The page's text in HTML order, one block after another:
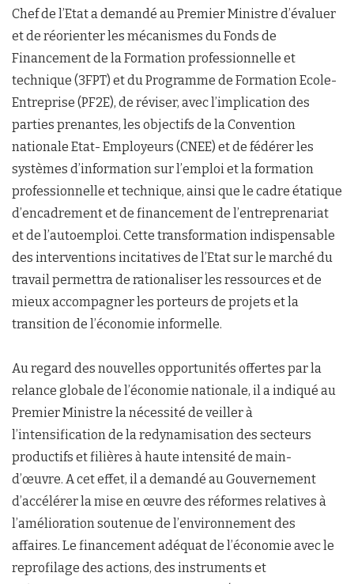
Chef de l’Etat a demandé au Premier Ministre d’évaluer
et de réorienter les mécanismes du Fonds de
Financement de la Formation professionnelle et
technique (3FPT) et du Programme de Formation Ecole-
Entreprise (PF2E), de réviser, avec l’implication des
parties prenantes, les objectifs de la Convention
nationale Etat- Employeurs (CNEE) et de fédérer les
systèmes d’information sur l’emploi et la formation
professionnelle et technique, ainsi que le cadre étatique
d’encadrement et de financement de l’entreprenariat
et de l’autoemploi. Cette transformation indispensable
des interventions incitatives de l’Etat sur le marché du
travail permettra de rationaliser les ressources et de
mieux accompagner les porteurs de projets et la
transition de l’économie informelle.
Au regard des nouvelles opportunités offertes par la
relance globale de l’économie nationale, il a indiqué au
Premier Ministre la nécessité de veiller à
l’intensification de la redynamisation des secteurs
productifs et filières à haute intensité de main-
d’œuvre. A cet effet, il a demandé au Gouvernement
d’accélérer la mise en œuvre des réformes relatives à
l’amélioration soutenue de l’environnement des
affaires. Le financement adéquat de l’économie avec le
reprofilage des actions, des instruments et